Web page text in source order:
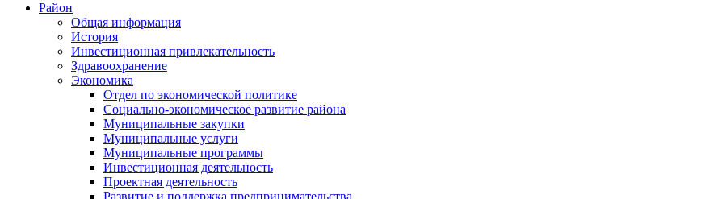
Район
Общая информация
История
Инвестиционная привлекательность
Здравоохранение
Экономика
Отдел по экономической политике
Социально-экономическое развитие района
Муниципальные закупки
Муниципальные услуги
Муниципальные программы
Инвестиционная деятельность
Проектная деятельность
Развитие и поддержка предпринимательства